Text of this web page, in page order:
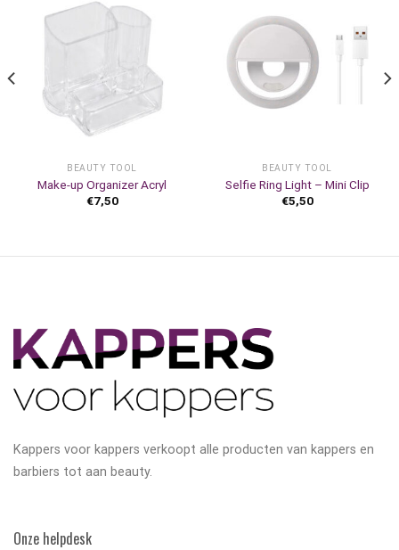
BEAUTY TOOL
Make-up Organizer Acryl
€7,50
BEAUTY TOOL
Selfie Ring Light – Mini Clip
€5,50
Kappers voor kappers verkoopt alle producten van kappers en
barbiers tot aan beauty.
Onze helpdesk